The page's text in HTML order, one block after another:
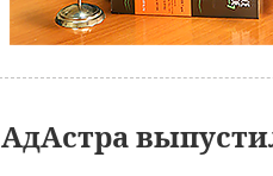
АдАстра